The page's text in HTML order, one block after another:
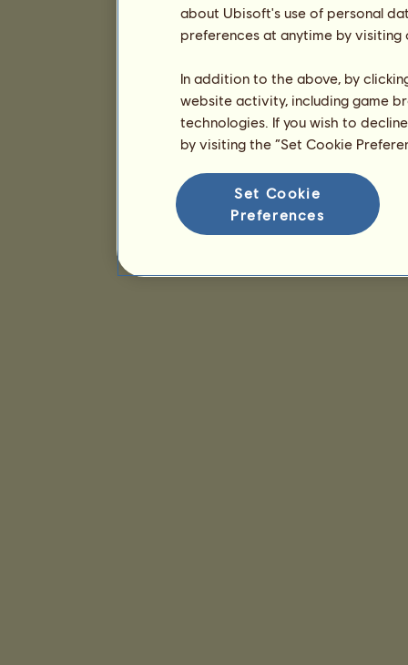
about Ubisoft's use of personal
preferences at anytime by
In addition to the above, by
website activity, including game
technologies. If you wish to
by visiting the “Set Cookie
Set Cookie
Preferences